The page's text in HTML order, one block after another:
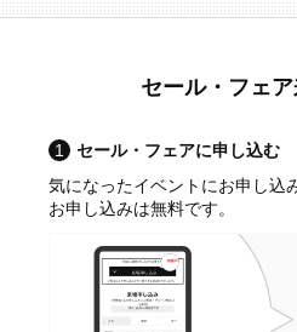
セール・フェ
1
セール・フェアに申し込む
気になったイベントにお申し込
お申し込みは無料です。